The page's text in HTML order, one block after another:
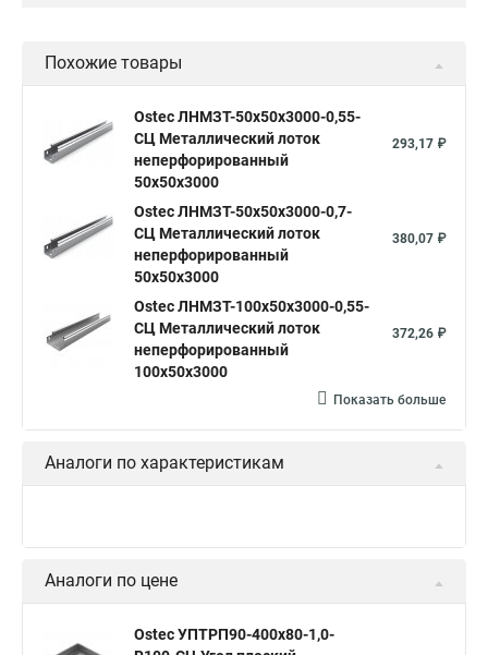
Похожие товары
Ostec ЛНМЗТ-50х50х3000-0,55-
СЦ Металлический лоток
неперфорированный
50х50х3000
293,17 ₽
Ostec ЛНМЗТ-50х50х3000-0,7-
СЦ Металлический лоток
неперфорированный
50х50х3000
380,07 ₽
Ostec ЛНМЗТ-100х50х3000-0,55-
СЦ Металлический лоток
неперфорированный
100х50х3000
372,26 ₽
Показать больше
Аналоги по характеристикам
Аналоги по цене
Ostec УПТРП90-400х80-1,0-